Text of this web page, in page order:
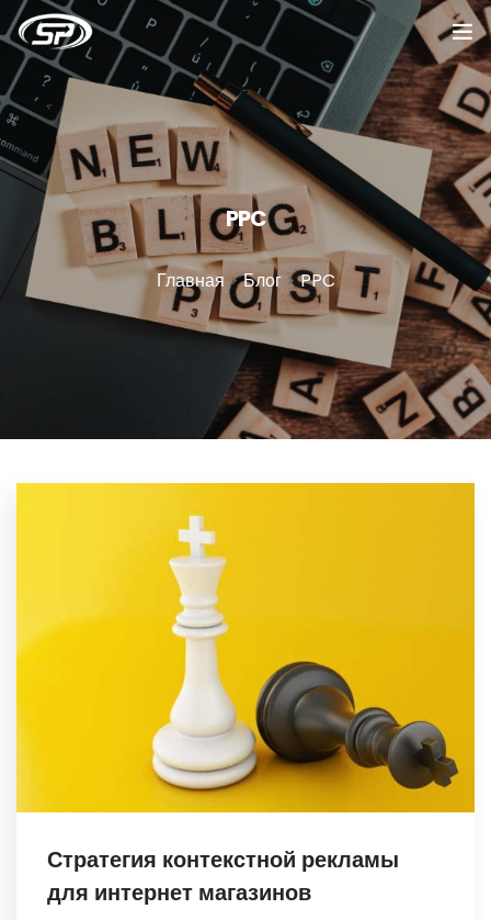
Главная
Услуги
Кейсы
Отзывы
О компании
Блог
Вакансии
PPC
Главная>Блог>PPC
Стратегия контекстной рекламы
для интернет магазинов